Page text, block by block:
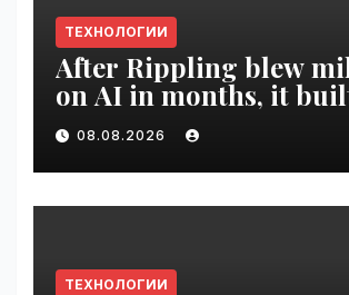
ТЕХНОЛОГИИ
After Rippling blew
on AI in months, it
employee ROI tool |
VseTime.ru
08.08.2026
ТЕХНОЛОГИИ